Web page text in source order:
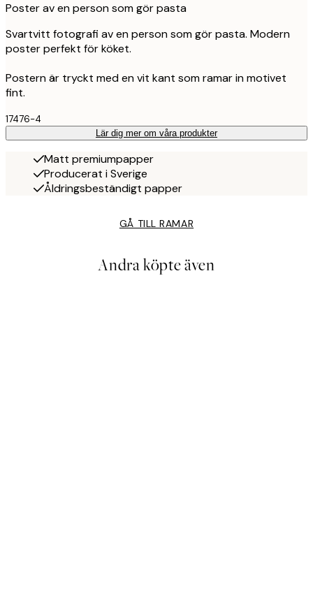
Poster av en person som gör pasta
Svartvitt fotografi av en person som gör pasta. Modern
poster perfekt för köket.
Postern är tryckt med en vit kant som ramar in motivet
fint.
17476-4
Lär dig mer om våra produkter
Matt premiumpapper
Producerat i Sverige
Åldringsbeständigt papper
GÅ TILL RAMAR
Andra köpte även